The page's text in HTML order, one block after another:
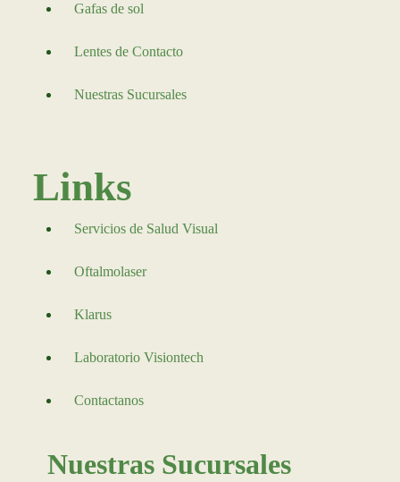
Gafas de sol
Lentes de Contacto
Nuestras Sucursales
Links
Servicios de Salud Visual
Oftalmolaser
Klarus
Laboratorio Visiontech
Contactanos
Nuestras Sucursales